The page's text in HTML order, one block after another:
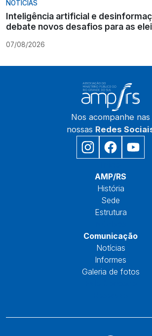
NOTÍCIAS
Inteligência artificial e
debate novos desafios para as
07/08/2026
Nos acompanhe nas
nossas Redes
AMP/RS
História
Sede
Estrutura
Comunicação
Notícias
Informes
Galeria de fotos